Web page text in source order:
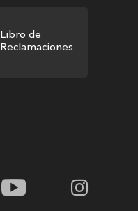
Libro de
Reclamaciones